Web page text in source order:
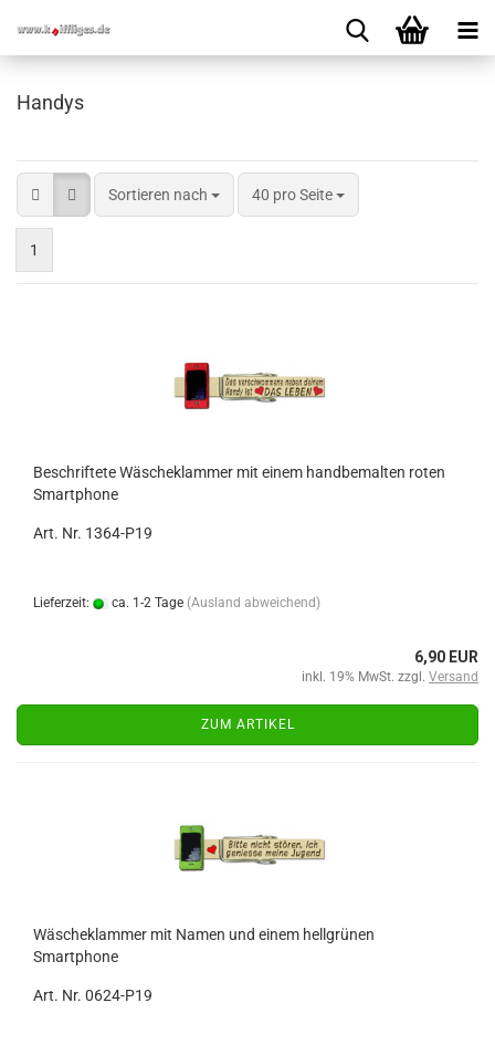
Handys
Sortieren nach 40 pro Seite
1
Beschriftete Wäscheklammer mit einem handbemalten roten
Smartphone
Art. Nr. 1364-P19
Lieferzeit: ca. 1-2 Tage (Ausland abweichend)
6,90 EUR
inkl. 19% MwSt. zzgl. Versand
ZUM ARTIKEL
Wäscheklammer mit Namen und einem hellgrünen
Smartphone
Art. Nr. 0624-P19